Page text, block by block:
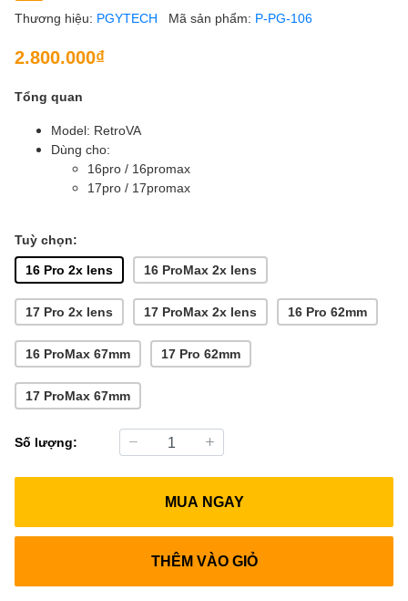
Thương hiệu: PGYTECH Mã sản phẩm: P-PG-106
2.800.000₫
Tổng quan
Model: RetroVA
Dùng cho:
16pro / 16promax
17pro / 17promax
Tuỳ chọn:
16 Pro 2x lens
16 ProMax 2x lens
17 Pro 2x lens 17 ProMax 2x lens 16 Pro 62mm
16 ProMax 67mm 17 Pro 62mm
17 ProMax 67mm
Số lượng:
MUA NGAY
THÊM VÀO GIỎ